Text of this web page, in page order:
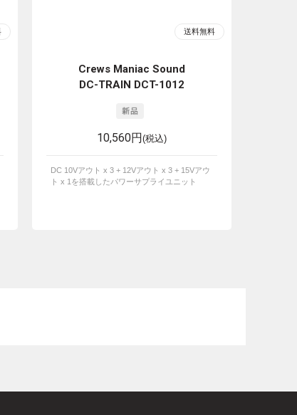
Crews Maniac Sound
DC-TRAIN DCT-1012
10,560円(税込)
DC 10Vアウト x 3 + 12Vアウト x 3 + 15Vアウ
ト x 1を搭載したパワーサプライユニット